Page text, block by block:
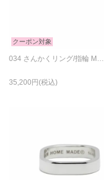
クーポン対象
034 さんかくリング/指輪 M - シルバー
35,200